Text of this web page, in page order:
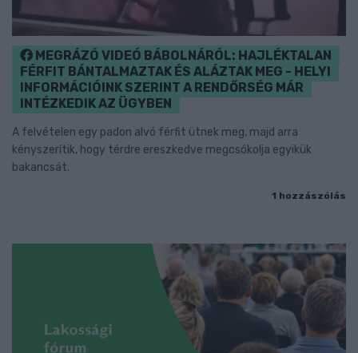
MEGRÁZÓ VIDEÓ BÁBOLNÁRÓL: HAJLÉKTALAN
FÉRFIT BÁNTALMAZTAK ÉS ALÁZTAK MEG - HELYI
INFORMÁCIÓINK SZERINT A RENDŐRSÉG MÁR
INTÉZKEDIK AZ ÜGYBEN
A felvételen egy padon alvó férfit ütnek meg, majd arra
kényszerítik, hogy térdre ereszkedve megcsókolja egyikük
bakancsát.
1 hozzászólás